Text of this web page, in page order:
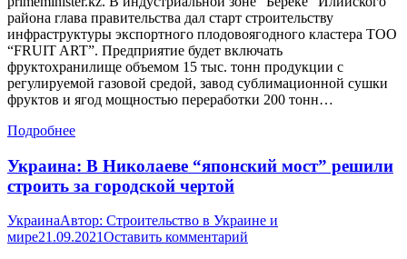
района глава правительства дал старт строительству
инфраструктуры экспортного плодовоягодного кластера ТОО
“FRUIT ART”. Предприятие будет включать
фруктохранилище объемом 15 тыс. тонн продукции с
регулируемой газовой средой, завод сублимационной сушки
фруктов и ягод мощностью переработки 200 тонн…
Подробнее
Украина: В Николаеве “японский мост” решили
строить за городской чертой
УкраинаАвтор: Строительство в Украине и
мире21.09.2021Оставить комментарий